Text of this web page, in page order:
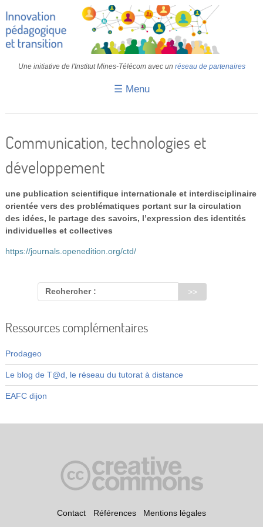
Une initiative de l'Institut Mines-Télécom avec un réseau de partenaires
☰ Menu
Retours d’expériences
IA
IMT
Colloques
Communication, technologies et
développement
une publication scientifique internationale et interdisciplinaire
orientée vers des problématiques portant sur la circulation
des idées, le partage des savoirs, l’expression des identités
individuelles et collectives
https://journals.openedition.org/ctd/
Rechercher :
Ressources complémentaires
Prodageo
Le blog de T@d, le réseau du tutorat à distance
EAFC dijon
Contact Références Mentions légales